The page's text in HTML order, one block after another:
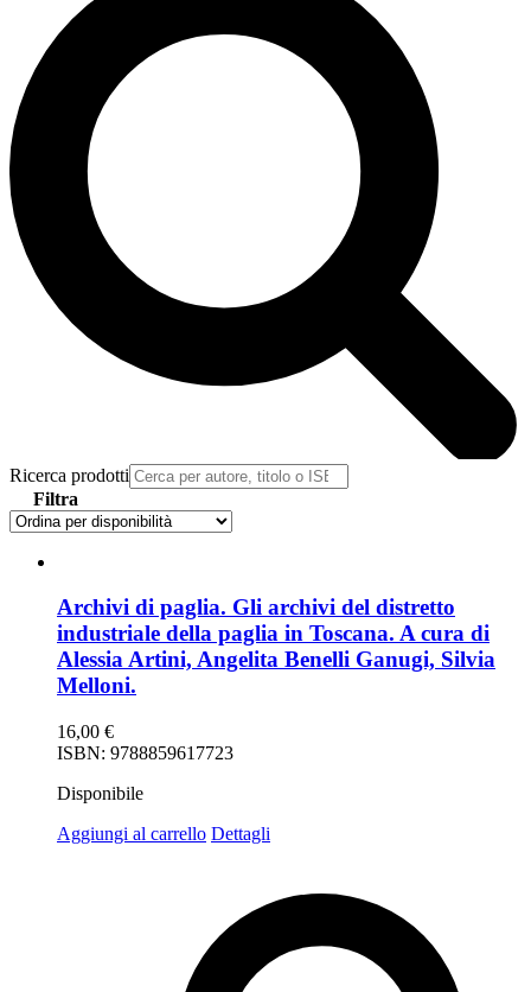
Ricerca prodotti
Filtra
Archivi di paglia. Gli archivi del distretto
industriale della paglia in Toscana. A cura di
Alessia Artini, Angelita Benelli Ganugi, Silvia
Melloni.
16,00 €
ISBN: 9788859617723
Disponibile
Aggiungi al carrello Dettagli